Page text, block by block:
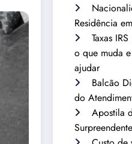
Residência
Taxas
o que muda
ajudar
Balcão
do
Apostila